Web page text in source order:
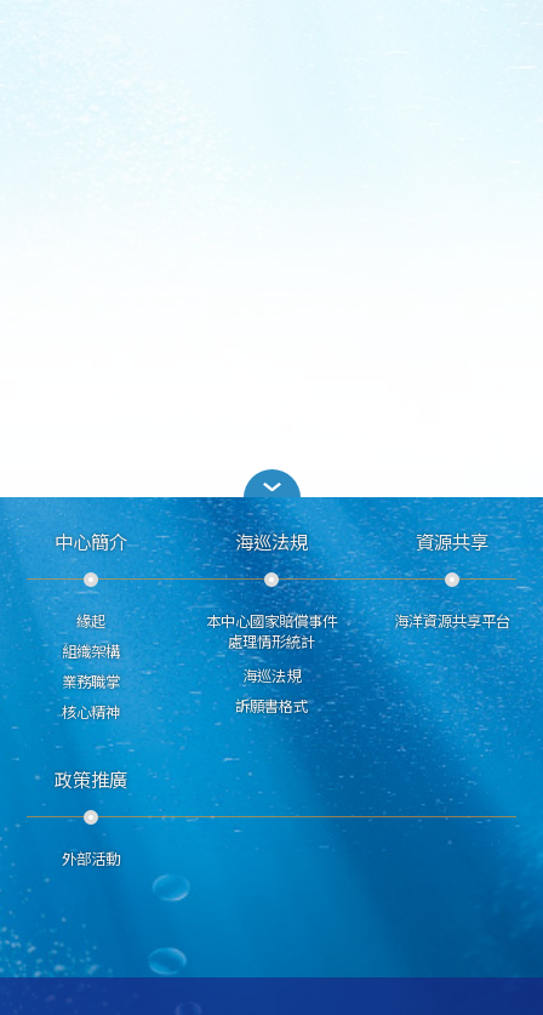
中心簡介
緣起
組織架構
業務職掌
核心精神
海巡法規
本中心國家賠償事件
處理情形統計
海巡法規
訴願書格式
資源共享
海洋資源共享平台
政策推廣
外部活動